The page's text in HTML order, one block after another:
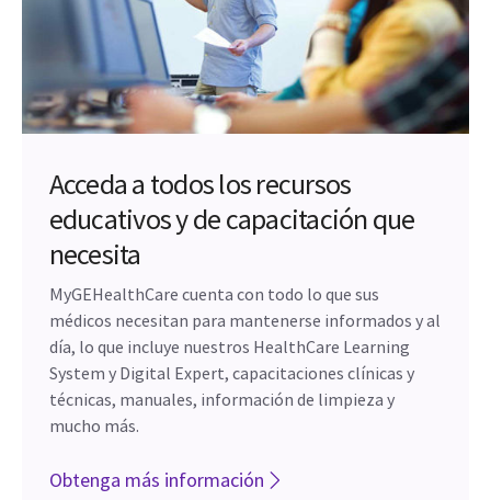
Acceda a todos los recursos
educativos y de capacitación que
necesita
MyGEHealthCare cuenta con todo lo que sus
médicos necesitan para mantenerse informados y al
día, lo que incluye nuestros HealthCare Learning
System y Digital Expert, capacitaciones clínicas y
técnicas, manuales, información de limpieza y
mucho más.
Obtenga más información